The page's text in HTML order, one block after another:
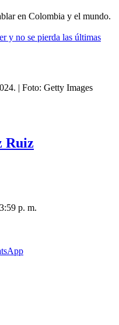
en Colombia y el mundo.
y no se pierda las últimas
| Foto: Getty Images
Ruiz
p. m.